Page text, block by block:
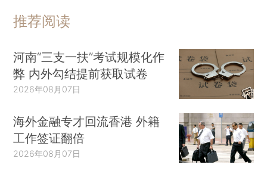
推荐阅读
河南“三支一扶”考试规模化作
弊 内外勾结提前获取试卷
2026年08月07日
海外金融专才回流香港 外籍
工作签证翻倍
2026年08月07日